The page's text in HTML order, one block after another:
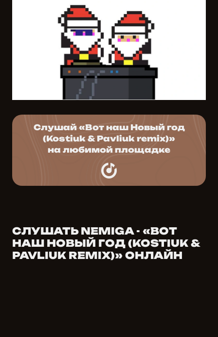
Слушай «Вот наш Новый год
(Kostiuk & Pavliuk remix)»
на любимой площадке
СЛУШАТЬ NEMIGA - «ВОТ
НАШ НОВЫЙ ГОД (KOSTIUK &
PAVLIUK REMIX)» ОНЛАЙН